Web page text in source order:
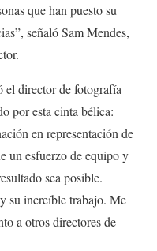
que han puesto su
señaló Sam Mendes,
el director de fotografía
por esta cinta bélica:
en representación de
un esfuerzo de equipo y
sea posible.
su increíble trabajo. Me
a otros directores de